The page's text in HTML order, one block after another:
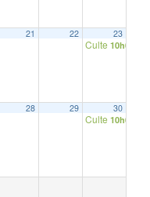
21 22 23
Culte 10h00
28 29 30
Culte 10h00